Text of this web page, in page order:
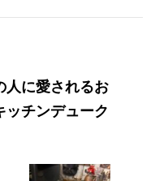
人に愛されるお
ンデューク